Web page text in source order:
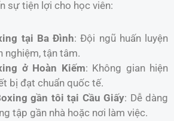
sự tiện lợi cho học viên:
tại Ba Đình: Đội ngũ huấn luyện
nghiệm, tận tâm.
ở Hoàn Kiếm: Không gian hiện
bị đạt chuẩn quốc tế.
gần tôi tại Cầu Giấy: Dễ dàng
tập gần nhà hoặc nơi làm việc.